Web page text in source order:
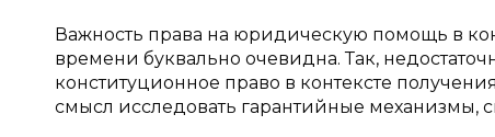
Важность права на юридическую помощь в
времени буквально очевидна. Так,
конституционное право в контексте
смысл исследовать гарантийные механизмы,